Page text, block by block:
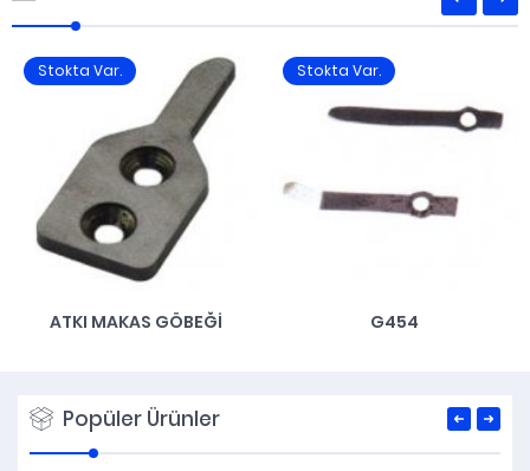
Stokta Var.
ATKI MAKAS GÖBEĞI
Stokta Var.
G454
Popüler Ürünler